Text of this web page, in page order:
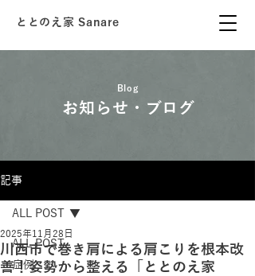
ととのえ家 Sanare
Blog
お知らせ・ブログ
記事
ALL POST
症例
ALL POST
川西市で巻き肩による肩こりを根本改
善！姿勢から整える「ととのえ家
2025年11月28日